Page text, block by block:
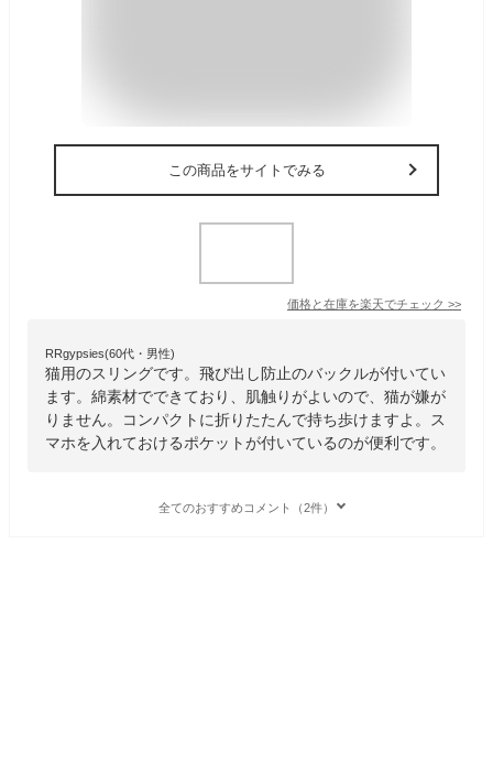
この商品をサイトでみる
価格と在庫を楽天でチェック >>
RRgypsies(60代・男性)
猫用のスリングです。飛び出し防止のバックルが付いてい
ます。綿素材でできており、肌触りがよいので、猫が嫌が
りません。コンパクトに折りたたんで持ち歩けますよ。ス
マホを入れておけるポケットが付いているのが便利です。
全てのおすすめコメント（2件）